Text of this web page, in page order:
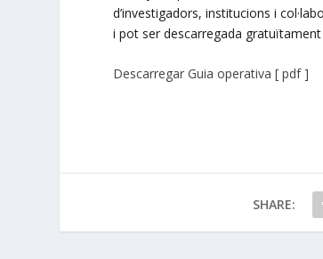
d’investigadors, institucions i
i pot ser descarregada
Descarregar Guia operativa [ pdf ]
SHARE: